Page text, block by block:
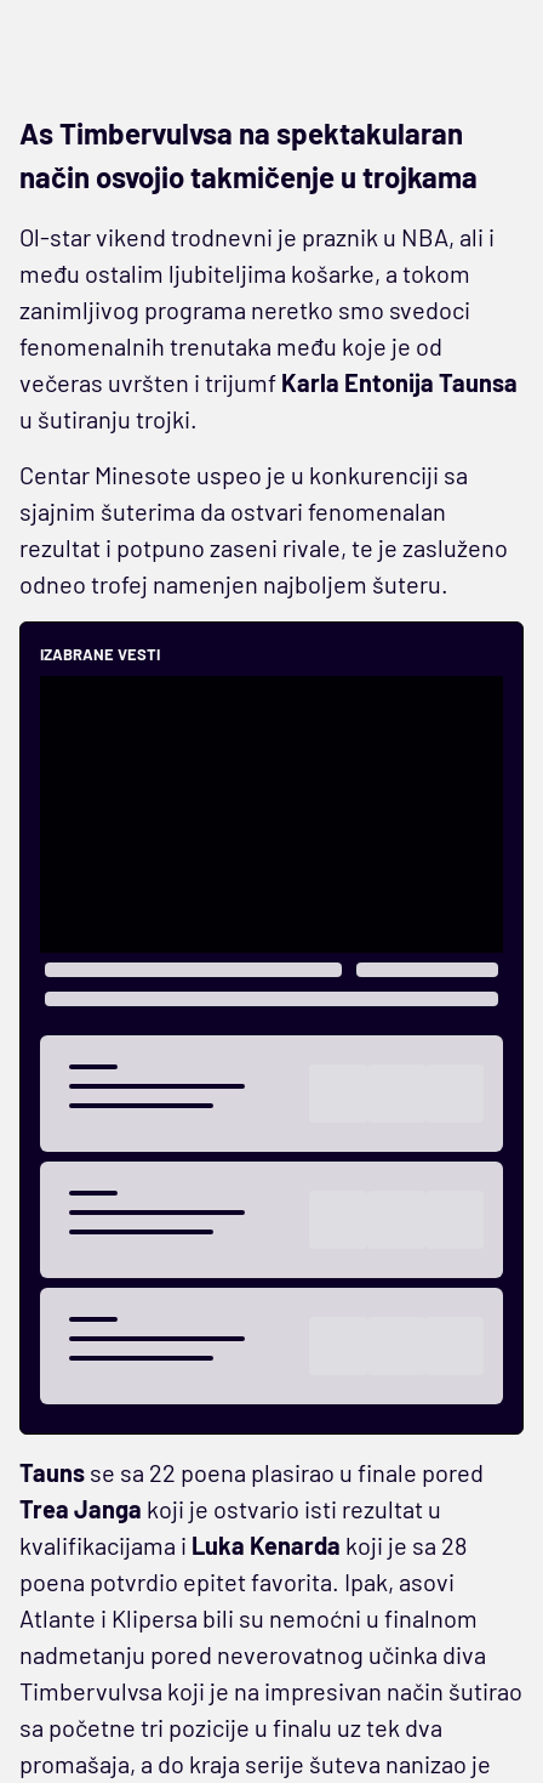
As Timbervulvsa na spektakularan
način osvojio takmičenje u trojkama
Ol-star vikend trodnevni je praznik u NBA, ali i
među ostalim ljubiteljima košarke, a tokom
zanimljivog programa neretko smo svedoci
fenomenalnih trenutaka među koje je od
večeras uvršten i trijumf Karla Entonija Taunsa
u šutiranju trojki.
Centar Minesote uspeo je u konkurenciji sa
sjajnim šuterima da ostvari fenomenalan
rezultat i potpuno zaseni rivale, te je zasluženo
odneo trofej namenjen najboljem šuteru.
IZABRANE VESTI
Tauns se sa 22 poena plasirao u finale pored
Trea Janga koji je ostvario isti rezultat u
kvalifikacijama i Luka Kenarda koji je sa 28
poena potvrdio epitet favorita. Ipak, asovi
Atlante i Klipersa bili su nemoćni u finalnom
nadmetanju pored neverovatnog učinka diva
Timbervulvsa koji je na impresivan način šutirao
sa početne tri pozicije u finalu uz tek dva
promašaja, a do kraja serije šuteva nanizao je